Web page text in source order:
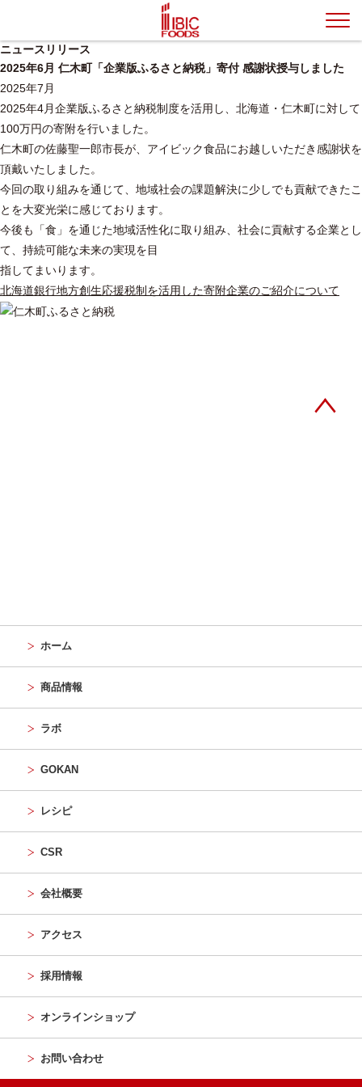
ニュースリリース
2025年6月 仁木町「企業版ふるさと納税」寄付 感謝状授与しました
2025年7月
2025年4月企業版ふるさと納税制度を活用し、北海道・仁木町に対して
100万円の寄附を行いました。
仁木町の佐藤聖一郎市長が、アイビック食品にお越しいただき感謝状を
頂戴いたしました。
今回の取り組みを通じて、地域社会の課題解決に少しでも貢献できたこ
とを大変光栄に感じております。
今後も「食」を通じた地域活性化に取り組み、社会に貢献する企業とし
て、持続可能な未来の実現を目
指してまいります。
北海道銀行地方創生応援税制を活用した寄附企業のご紹介について
ホーム
商品情報
ラボ
GOKAN
レシピ
CSR
会社概要
アクセス
採用情報
オンラインショップ
お問い合わせ